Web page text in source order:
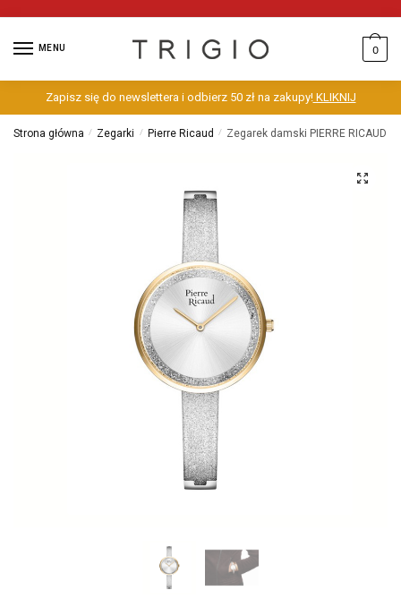
MENU 0
Zapisz się do newslettera i odbierz 50 zł na zakupy!KLIKNIJ
Strona główna / Zegarki / Pierre Ricaud / Zegarek damski PIERRE RICAUD